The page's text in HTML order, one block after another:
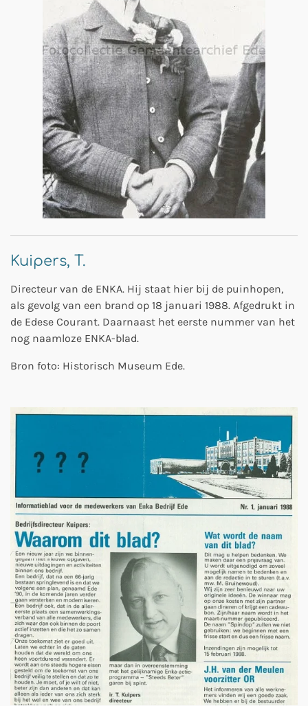
Kuipers, T.
Directeur van de ENKA. Hij staat hier bij de puinhopen,
als gevolg van een brand op 18 januari 1988. Afgedrukt in
de Edese Courant. Daarnaast het eerste nummer van het
nog naamloze ENKA-blad.
Bron foto: Historisch Museum Ede.